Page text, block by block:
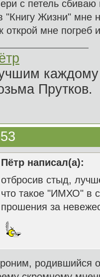
с петель сбиваю
"Книгу Жизни" мне
открой мне погреб
каждому
Прутков.
Пётр написал(а):
отбросив стыд,
что такое "ИМХО" в
прошения за
родившийся